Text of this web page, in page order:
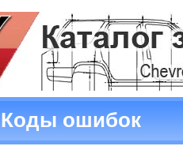
Коды ошибок